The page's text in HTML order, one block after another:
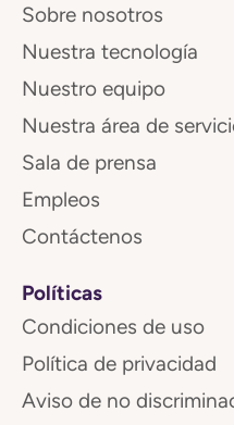
Sobre nosotros
Nuestra tecnología
Nuestro equipo
Nuestra área de
Sala de prensa
Empleos
Contáctenos
Políticas
Condiciones de uso
Política de privacidad
Aviso de no